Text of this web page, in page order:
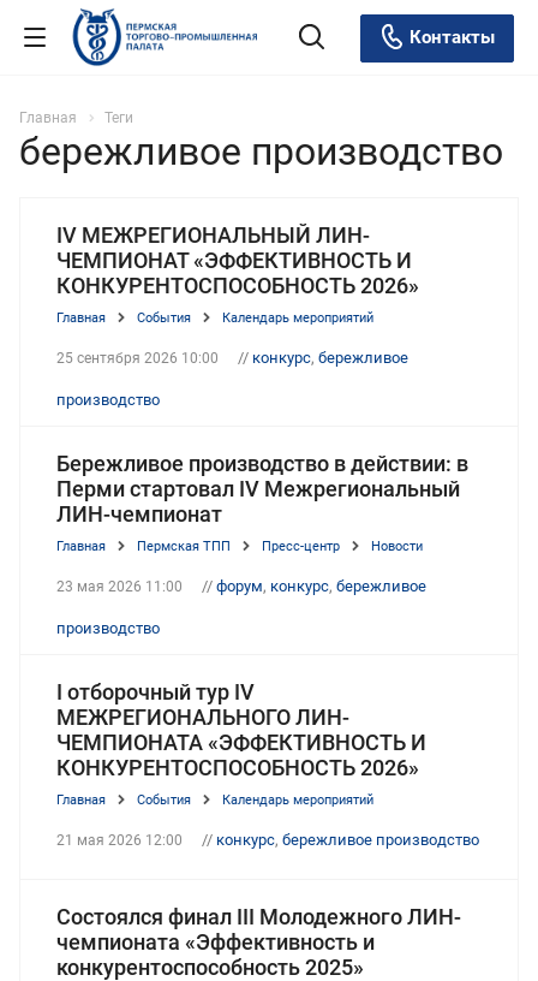
Контакты
Главная Теги
бережливое производство
IV МЕЖРЕГИОНАЛЬНЫЙ ЛИН-
ЧЕМПИОНАТ «ЭФФЕКТИВНОСТЬ И
КОНКУРЕНТОСПОСОБНОСТЬ 2026»
Главная События Календарь мероприятий
25 сентября 2026 10:00 // конкурс, бережливое
производство
Бережливое производство в действии: в
Перми стартовал IV Межрегиональный
ЛИН-чемпионат
Главная Пермская ТПП Пресс-центр Новости
23 мая 2026 11:00 // форум, конкурс, бережливое
производство
I отборочный тур IV
МЕЖРЕГИОНАЛЬНОГО ЛИН-
ЧЕМПИОНАТА «ЭФФЕКТИВНОСТЬ И
КОНКУРЕНТОСПОСОБНОСТЬ 2026»
Главная События Календарь мероприятий
21 мая 2026 12:00 // конкурс, бережливое производство
Состоялся финал III Молодежного ЛИН-
чемпионата «Эффективность и
конкурентоспособность 2025»